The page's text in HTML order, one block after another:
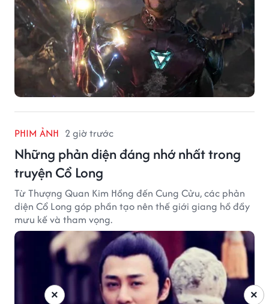
PHIM ẢNH 2 giờ trước
Những phản diện đáng nhớ nhất trong
truyện Cổ Long
Từ Thượng Quan Kim Hồng đến Cung Cửu, các phản
diện Cổ Long góp phần tạo nên thế giới giang hồ đầy
mưu kế và tham vọng.
×
×